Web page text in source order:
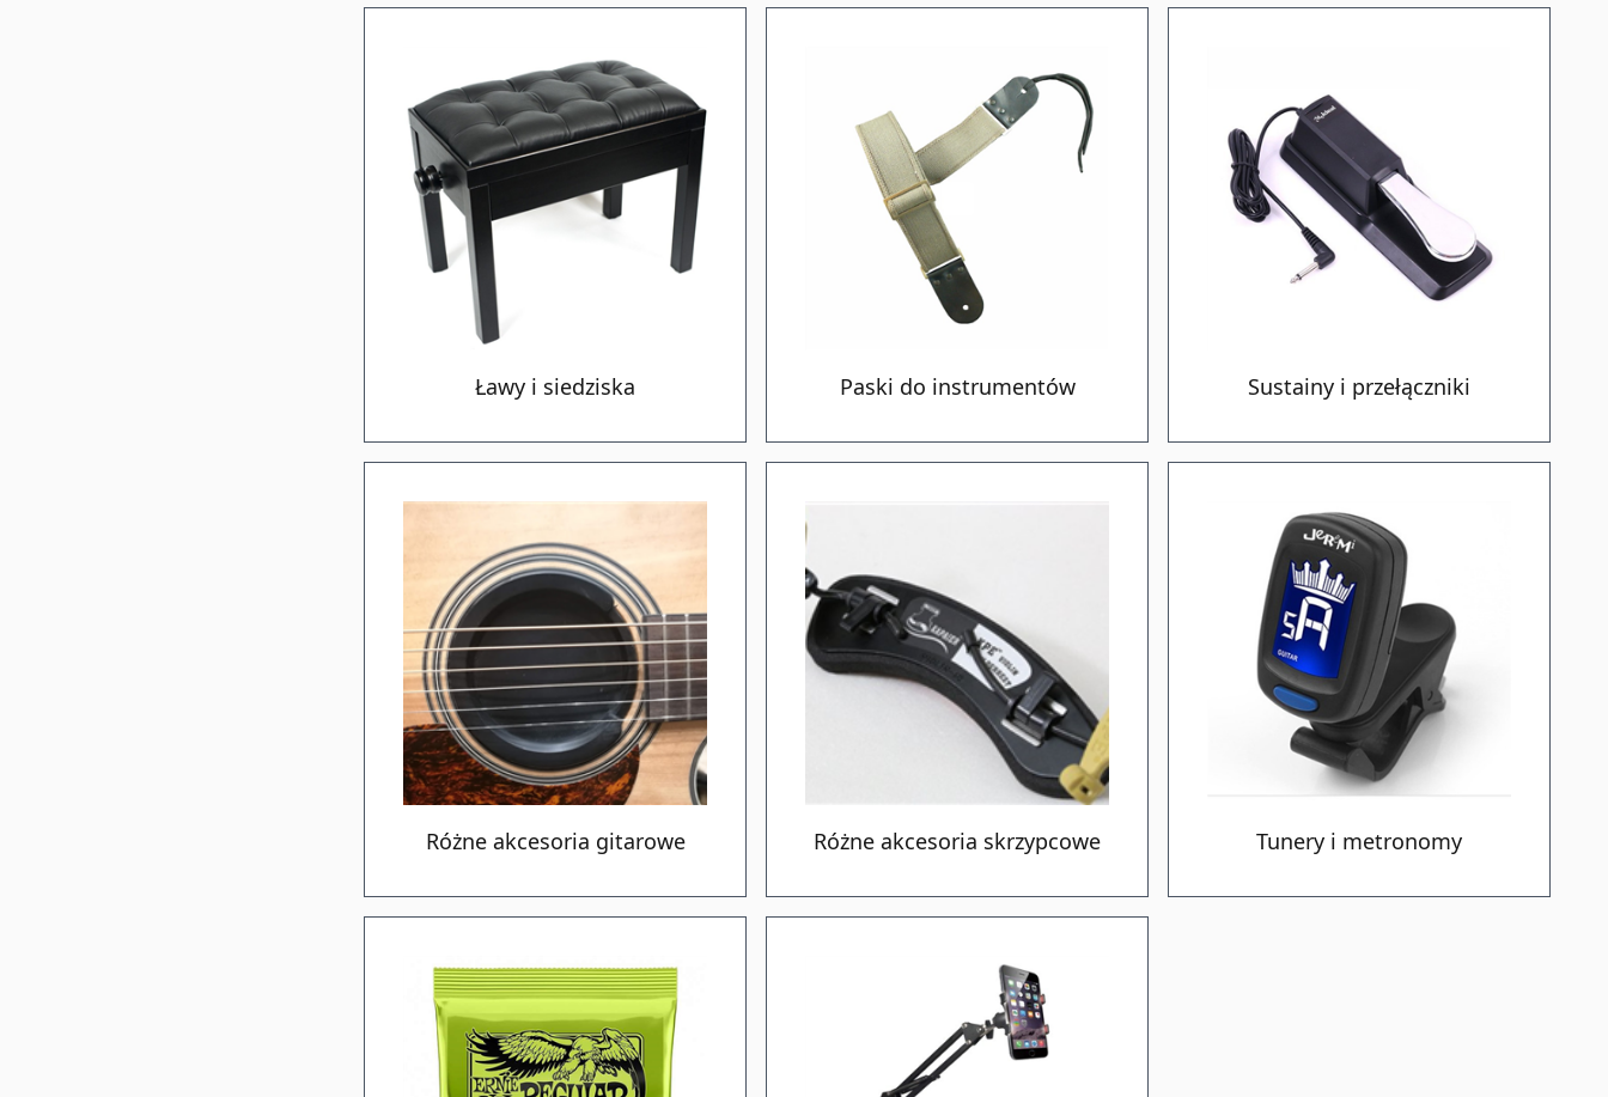
Ławy i siedziska Paski do instrumentów Sustainy i przełączniki
Różne akcesoria gitarowe Różne akcesoria skrzypcowe Tunery i metronomy